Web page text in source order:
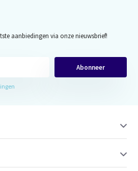
aanbiedingen via onze nieuwsbrief!
Abonneer